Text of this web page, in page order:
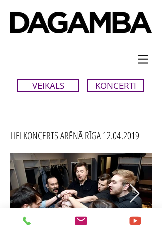
VEIKALS KONCERTI
LIELKONCERTS ARĒNĀ RĪGA12.04.2019